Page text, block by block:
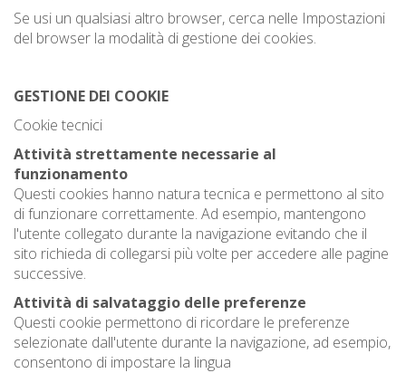
Se usi un qualsiasi altro browser, cerca nelle Impostazioni
del browser la modalità di gestione dei cookies.
GESTIONE DEI COOKIE
Cookie tecnici
Attività strettamente necessarie al
funzionamento
Questi cookies hanno natura tecnica e permettono al sito
di funzionare correttamente. Ad esempio, mantengono
l'utente collegato durante la navigazione evitando che il
sito richieda di collegarsi più volte per accedere alle pagine
successive.
Attività di salvataggio delle preferenze
Questi cookie permettono di ricordare le preferenze
selezionate dall'utente durante la navigazione, ad esempio,
consentono di impostare la lingua